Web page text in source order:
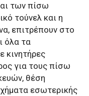
των πίσω
τούνελ και η
επιτρέπουν στο
όλα τα
κινητήρες
για τους πίσω
θέση
εσωτερικής